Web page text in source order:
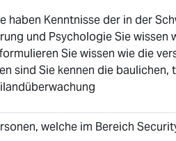
haben Kenntnisse der in der
und Psychologie Sie
Sie wissen wie die
sind Sie kennen die
welche im Bereich